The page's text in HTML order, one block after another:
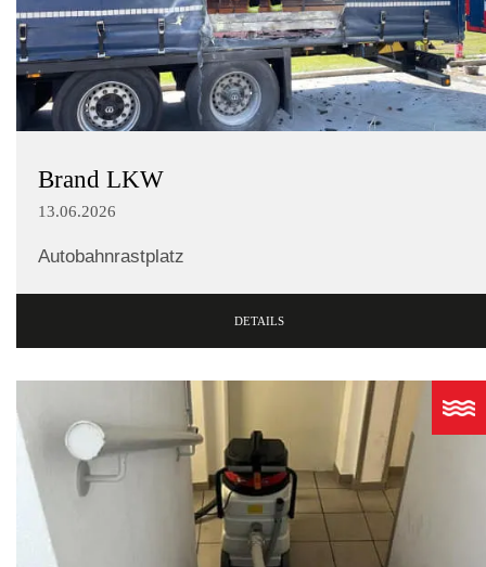
Brand LKW
13.06.2026
Autobahnrastplatz
DETAILS